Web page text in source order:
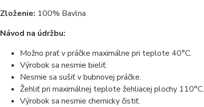
Zloženie: 100% Bavlna
Návod na údržbu:
Možno prať v práčke maximálne pri teplote 40°C.
Výrobok sa nesmie bieliť.
Nesmie sa sušiť v bubnovej práčke.
Žehliť pri maximálnej teplote žehliacej plochy 110°C.
Výrobok sa nesmie chemicky čistiť.